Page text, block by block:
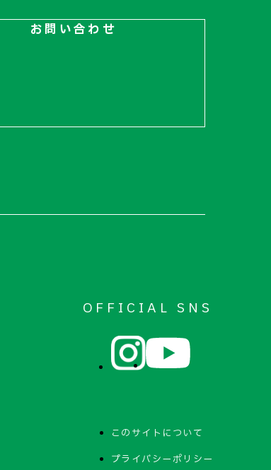
お問い合わせ
OFFICIAL SNS
このサイトについて
プライバシーポリシー